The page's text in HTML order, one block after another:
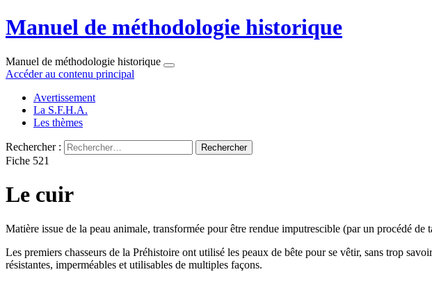
Manuel de méthodologie historique
Manuel de méthodologie historique
Accéder au contenu principal
Avertissement
La S.F.H.A.
Les thèmes
Rechercher :
Fiche 521
Le cuir
Matière issue de la peau animale, transformée pour être rendue imputrescible (par un procédé
Les premiers chasseurs de la Préhistoire ont utilisé les peaux de bête pour se vêtir, sans trop
résistantes, imperméables et utilisables de multiples façons.